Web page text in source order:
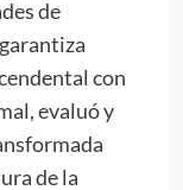
de
con
evaluó y
de la